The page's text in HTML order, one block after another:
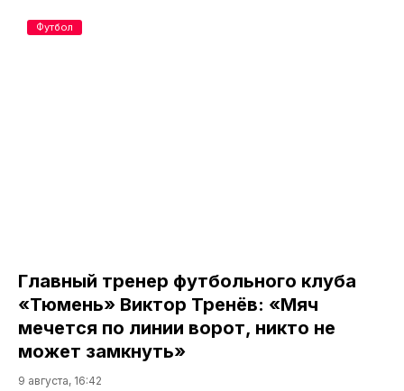
Главный тренер футбольного клуба
«Тюмень» Виктор Тренёв: «Мяч
мечется по линии ворот, никто не
может замкнуть»
9 августа, 16:42
Футбол